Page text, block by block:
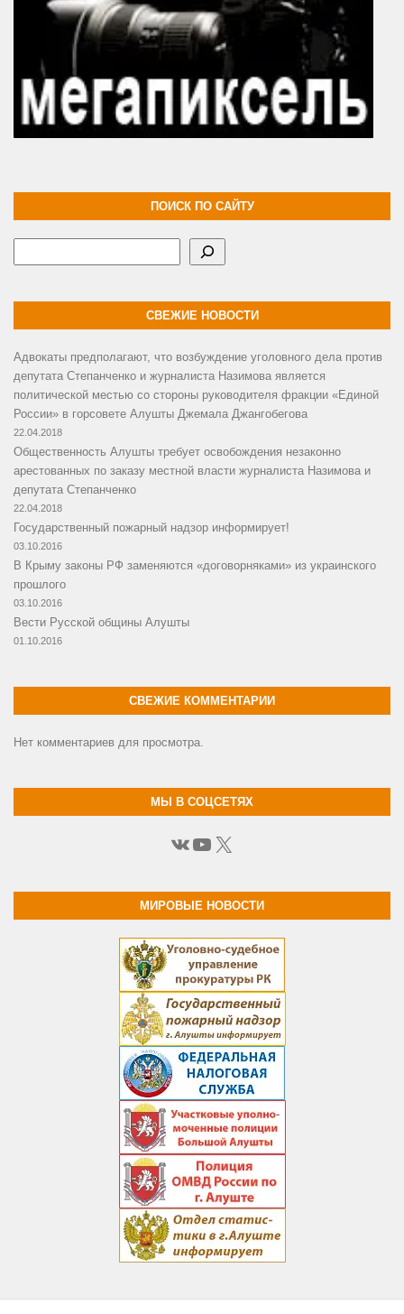
ПОИСК ПО САЙТУ
СВЕЖИЕ НОВОСТИ
Адвокаты предполагают, что возбуждение уголовного дела против
депутата Степанченко и журналиста Назимова является
политической местью со стороны руководителя фракции «Единой
России» в горсовете Алушты Джемала Джангобегова
22.04.2018
Общественность Алушты требует освобождения незаконно
арестованных по заказу местной власти журналиста Назимова и
депутата Степанченко
22.04.2018
Государственный пожарный надзор информирует!
03.10.2016
В Крыму законы РФ заменяются «договорняками» из украинского
прошлого
03.10.2016
Вести Русской общины Алушты
01.10.2016
СВЕЖИЕ КОММЕНТАРИИ
Нет комментариев для просмотра.
МЫ В СОЦСЕТЯХ
ВКонтакте
YouTube
X
МИРОВЫЕ НОВОСТИ